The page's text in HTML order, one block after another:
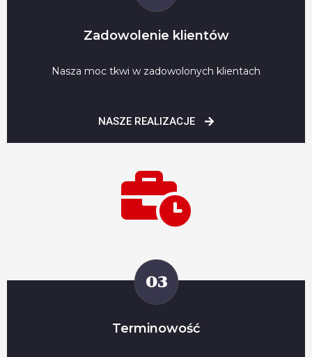
Zadowolenie klientów
Nasza moc tkwi w zadowolonych klientach
NASZE REALIZACJE
03
Terminowość